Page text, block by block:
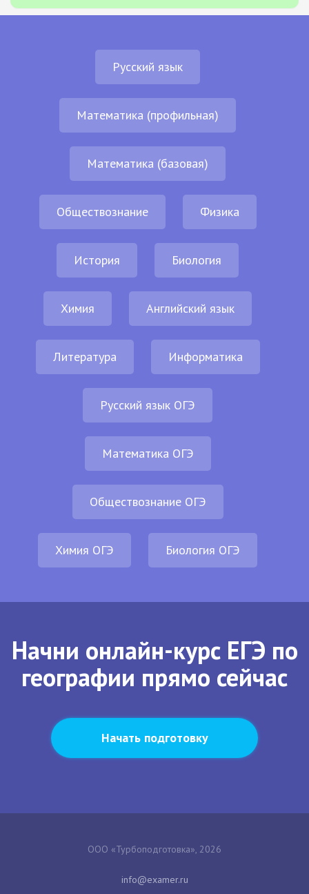
Русский язык
Математика (профильная)
Математика (базовая)
Обществознание Физика
История Биология
Химия Английский язык
Литература Информатика
Русский язык ОГЭ
Математика ОГЭ
Обществознание ОГЭ
Химия ОГЭ Биология ОГЭ
Начни онлайн-курс ЕГЭ по
географии прямо сейчас
Начать подготовку
ООО «Турбоподготовка», 2026